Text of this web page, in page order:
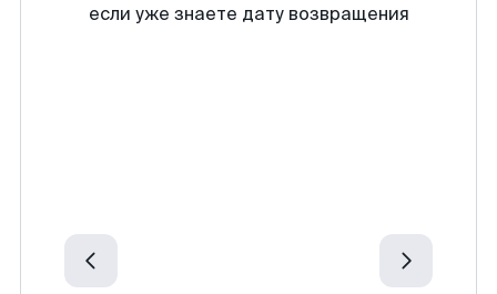
если уже знаете дату возвращения